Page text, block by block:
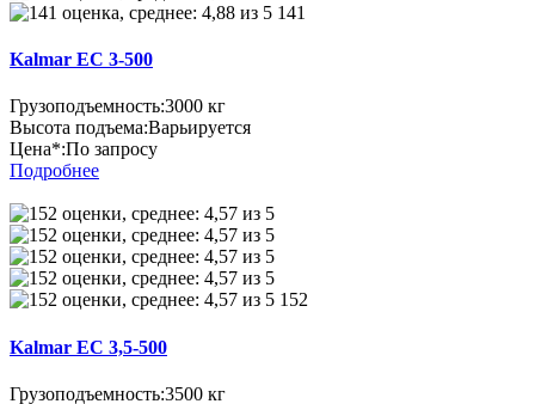
141
Kalmar EC 3-500
Грузоподъемность:3000 кг
Высота подъема:Варьируется
Цена*:По запросу
Подробнее
152
Kalmar EC 3,5-500
Грузоподъемность:3500 кг